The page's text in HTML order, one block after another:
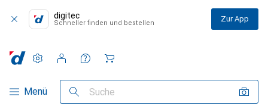
digitec
Schneller finden und bestellen Zur App
Navigation nach Kategorien
Menü Suche
Einstellungen
Kundenkonto
Vergleichslisten
Merklisten
Warenkorb